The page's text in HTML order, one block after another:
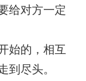
给对方一定
始的，相互
尽头。